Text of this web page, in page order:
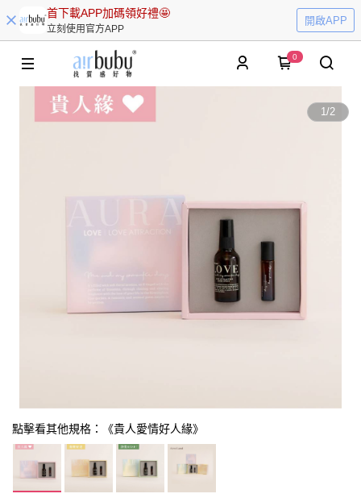
首下載APP加碼領好禮🤩
立刻使用官方APP
開啟APP
0
1/2
點擊看其他規格：《貴人愛情好人緣》